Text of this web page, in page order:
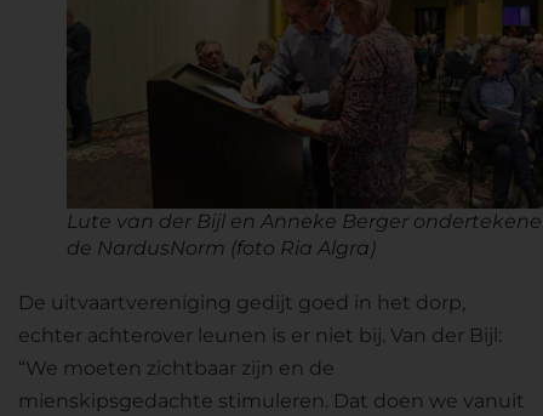
Lute van der Bijl en Anneke Berger
de NardusNorm (foto Ria Algra)
De uitvaartvereniging gedijt goed in het dorp,
echter achterover leunen is er niet bij. Van der Bijl:
“We moeten zichtbaar zijn en de
mienskipsgedachte stimuleren. Dat doen we vanuit